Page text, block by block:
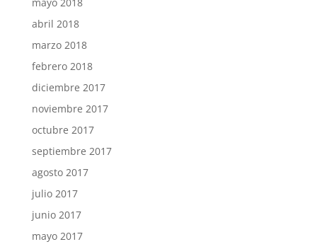
abril 2018
marzo 2018
febrero 2018
diciembre 2017
noviembre 2017
octubre 2017
septiembre 2017
agosto 2017
julio 2017
junio 2017
mayo 2017